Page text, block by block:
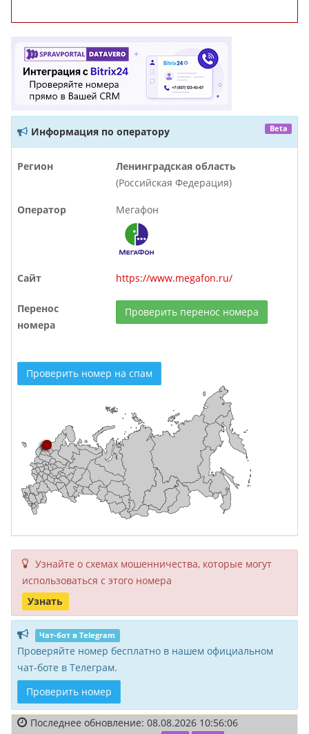
Информация по оператору Beta
Регион
Ленинградская область
(Российская Федерация)
Оператор Мегафон
Сайт https://www.megafon.ru/
Перенос
номера
Проверить перенос номера
Проверить номер на спам
Узнайте о схемах мошенни­чества, кото­рые могут
исполь­зоваться с этого номера
Узнать
Чат-бот в Telegram
Проверяйте номер бесплатно в нашем официальном
чат-боте в Телеграм.
Проверить номер
Последнее обновление: 08.08.2026 10:56:06